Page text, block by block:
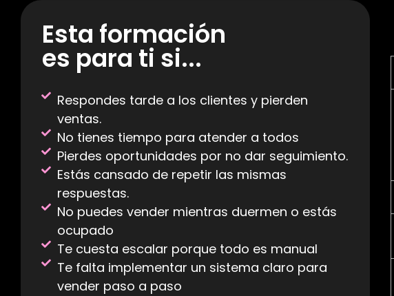
Esta formación
es para ti si...
Respondes tarde a los clientes y pierden
ventas.
No tienes tiempo para atender a todos
Pierdes oportunidades por no dar seguimiento.
Estás cansado de repetir las mismas
respuestas.
No puedes vender mientras duermen o estás
ocupado
Te cuesta escalar porque todo es manual
Te falta implementar un sistema claro para
vender paso a paso